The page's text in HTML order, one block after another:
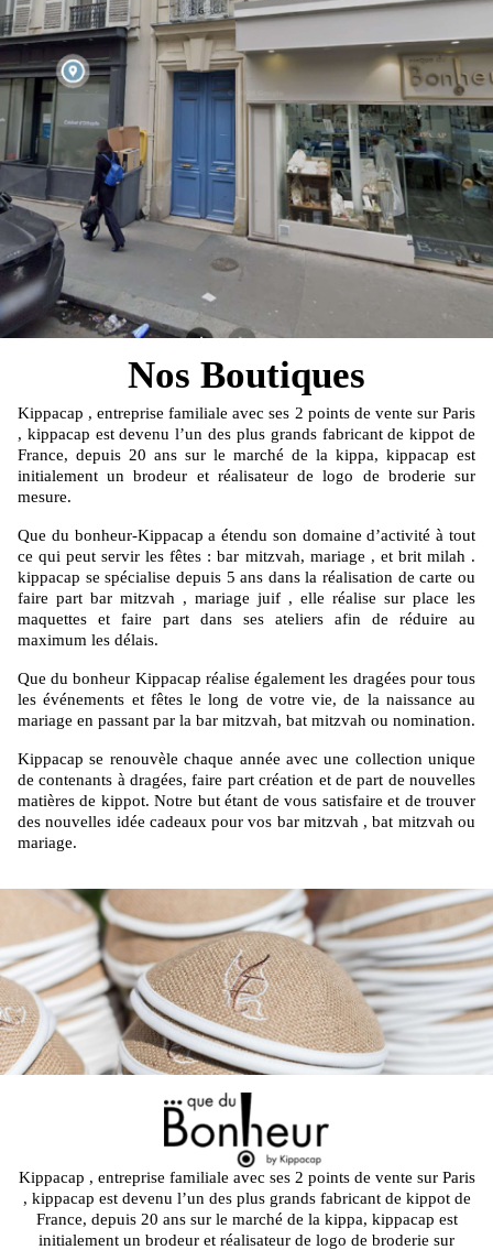
Nos Boutiques
Kippacap , entreprise familiale avec ses 2 points de vente sur Paris
, kippacap est devenu l’un des plus grands fabricant de kippot de
France, depuis 20 ans sur le marché de la kippa, kippacap est
initialement un brodeur et réalisateur de logo de broderie sur
mesure.
Que du bonheur-Kippacap a étendu son domaine d’activité à tout
ce qui peut servir les fêtes : bar mitzvah, mariage , et brit milah .
kippacap se spécialise depuis 5 ans dans la réalisation de carte ou
faire part bar mitzvah , mariage juif , elle réalise sur place les
maquettes et faire part dans ses ateliers afin de réduire au
maximum les délais.
Que du bonheur Kippacap réalise également les dragées pour tous
les événements et fêtes le long de votre vie, de la naissance au
mariage en passant par la bar mitzvah, bat mitzvah ou nomination.
Kippacap se renouvèle chaque année avec une collection unique
de contenants à dragées, faire part création et de part de nouvelles
matières de kippot. Notre but étant de vous satisfaire et de trouver
des nouvelles idée cadeaux pour vos bar mitzvah , bat mitzvah ou
mariage.
Kippacap , entreprise familiale avec ses 2 points de vente sur Paris
, kippacap est devenu l’un des plus grands fabricant de kippot de
France, depuis 20 ans sur le marché de la kippa, kippacap est
initialement un brodeur et réalisateur de logo de broderie sur